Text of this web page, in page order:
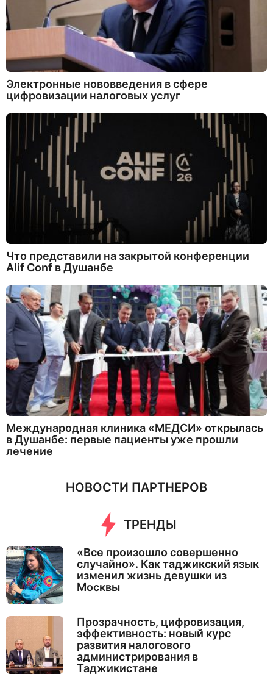
Электронные нововведения в сфере
цифровизации налоговых услуг
Что представили на закрытой конференции
Alif Conf в Душанбе
Международная клиника «МЕДСИ» открылась
в Душанбе: первые пациенты уже прошли
лечение
НОВОСТИ ПАРТНЕРОВ
ТРЕНДЫ
«Все произошло совершенно
случайно». Как таджикский язык
изменил жизнь девушки из
Москвы
Прозрачность, цифровизация,
эффективность: новый курс
развития налогового
администрирования в
Таджикистане